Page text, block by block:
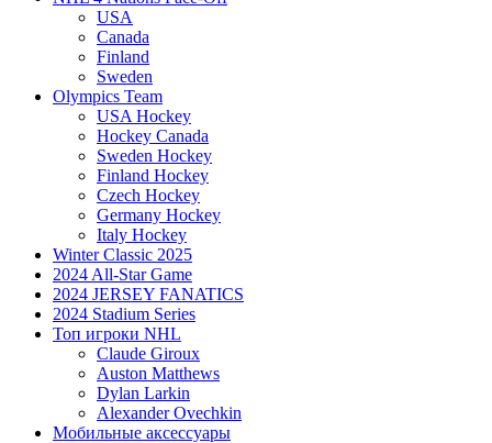
USA
Canada
Finland
Sweden
Olympics Team
USA Hockey
Hockey Canada
Sweden Hockey
Finland Hockey
Czech Hockey
Germany Hockey
Italy Hockey
Winter Classic 2025
2024 All-Star Game
2024 JERSEY FANATICS
2024 Stadium Series
Топ игроки NHL
Claude Giroux
Auston Matthews
Dylan Larkin
Alexander Ovechkin
Мобильные аксессуары